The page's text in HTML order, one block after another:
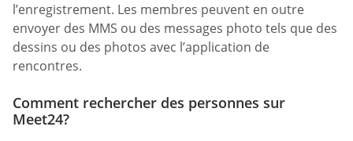
l’enregistrement. Les membres peuvent en outre
envoyer des MMS ou des messages photo tels que des
dessins ou des photos avec l’application de
rencontres.
Comment rechercher des personnes sur
Meet24?